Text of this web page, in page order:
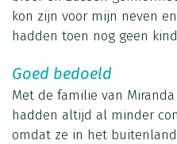
kon zijn voor mijn neven
hadden toen nog geen
Goed bedoeld
Met de familie van
hadden altijd al minder
omdat ze in het